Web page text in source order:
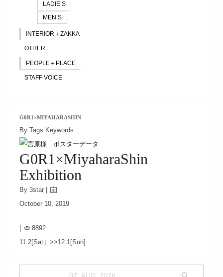
LADIE’S
MEN’S
INTERIOR＋ZAKKA
OTHER
PEOPLE＋PLACE
STAFF VOICE
G0R1×MIYAHARASHIN
By Tags Keywords
G0R1×MiyaharaShin
Exhibition
By 3star |
October 10, 2019
8892
11.2[Sat］>>12.1[Sun]